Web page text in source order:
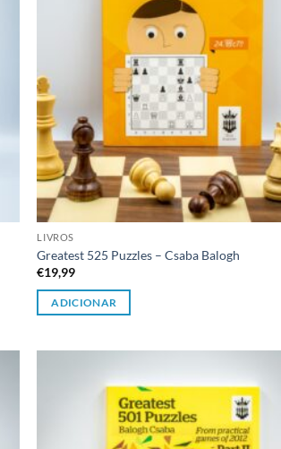
LIVROS
Greatest 525 Puzzles – Csaba Balogh
€19,99
ADICIONAR